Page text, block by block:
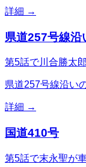
詳細 →
県道257号線沿
第5話で川合勝太
県道257号線沿い
詳細 →
国道410号
第5話で末永聖が